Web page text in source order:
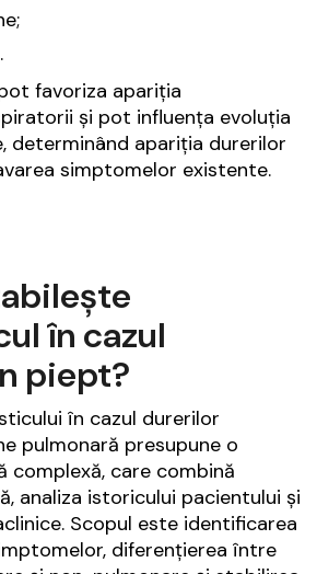
favoriza apariția
și pot influența evoluția
determinând apariția durerilor
simptomelor existente.
în cazul
piept?
în cazul durerilor
pulmonară presupune o
complexă, care combină
analiza istoricului pacientului și
Scopul este identificarea
diferențierea între